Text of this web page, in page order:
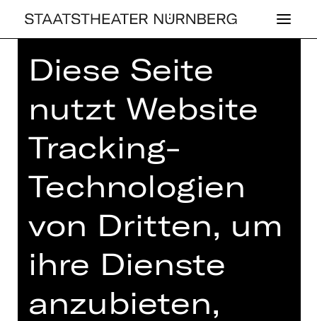
Home>Haus >Künstler*innen
Jean-Marc Puissant
BALLETT
JEAN-MARC
PUIS­SANT
Diese Seite
nutzt Website
Tracking-
Technologien
von Dritten, um
ihre Dienste
anzubieten,